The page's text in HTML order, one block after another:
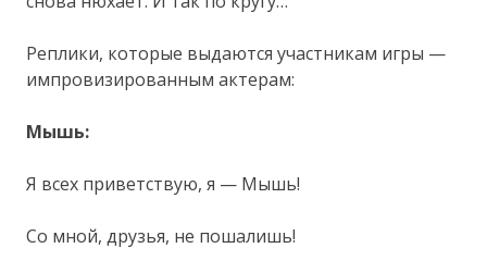
Реплики, которые выдаются участникам игры —
импровизированным актерам:
Мышь:
Я всех приветствую, я — Мышь!
Со мной, друзья, не пошалишь!